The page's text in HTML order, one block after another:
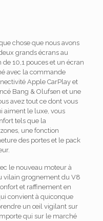
chose que nous avons
grands écrans au
10,1 pouces et un écran
avec la commande
Apple CarPlay et
Bang & Olufsen et une
avez tout ce dont vous
aiment le luxe, vous
tels que la
une fonction
des portes et le pack
le nouveau moteur à
vilain grognement du V8
et raffinement en
convient à quiconque
un œil vigilant sur
qui sur le marché